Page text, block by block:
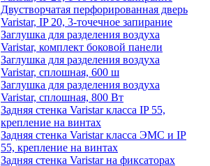
Двустворчатая перфорированная дверь
Varistar, IP 20, 3-точечное запирание
Заглушка для разделения воздуха
Varistar, комплект боковой панели
Заглушка для разделения воздуха
Varistar, сплошная, 600 ш
Заглушка для разделения воздуха
Varistar, сплошная, 800 Вт
Задняя стенка Varistar класса IP 55,
крепление на винтах
Задняя стенка Varistar класса ЭМС и IP
55, крепление на винтах
Задняя стенка Varistar на фиксаторах